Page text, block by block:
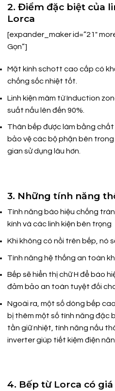
2. Điểm đặc biệt của
Lorca
[expander_maker id=”21″
Gọn”]
Mặt kính schott cao cấp có
chống sốc nhiệt tốt.
Linh kiện mâm từ Induction
suất nấu lên đến 90%.
Thân bếp được làm bằng
bảo vệ các bộ phận bên
gian sử dụng lâu hơn.
3. Những tính năng
Tính năng báo hiệu chống
kính và các linh kiện bên trọng
Khi không có nồi trên bếp, nó
Tính năng hệ thống an toàn
Bếp sẽ hiển thị chữ H để báo
đảm bảo an toàn tuyệt đối
Ngoài ra, một số dòng bếp
bị thêm một số tính năng đặc
tần giữ nhiệt, tính năng nấu
inverter giúp tiết kiệm điện
4. Bếp từ Lorca có